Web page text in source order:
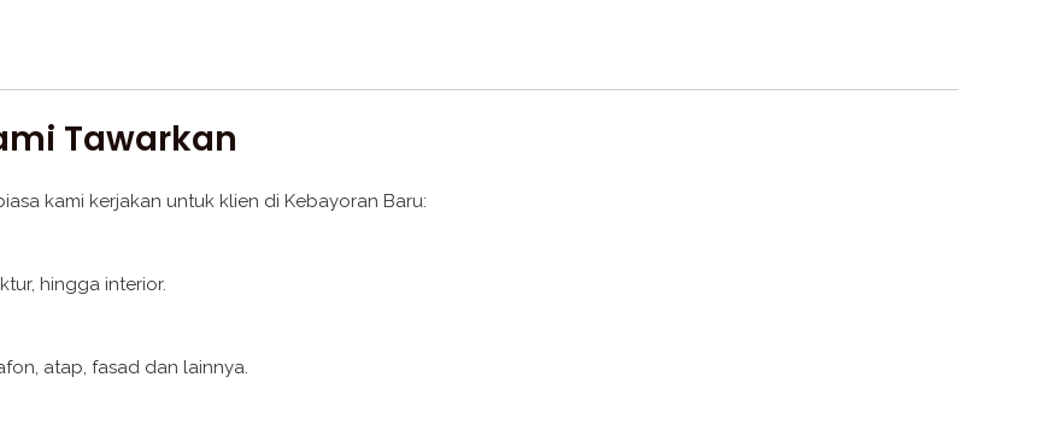
Tawarkan
kami kerjakan untuk klien di Kebayoran Baru:
hingga interior.
atap, fasad dan lainnya.